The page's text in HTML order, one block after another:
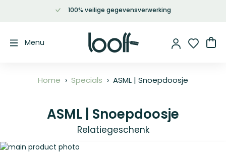
inhoud
100% veilige gegevensverwerking
Menu
Home Specials ASML | Snoepdoosje
ASML | Snoepdoosje
Relatiegeschenk
Ga